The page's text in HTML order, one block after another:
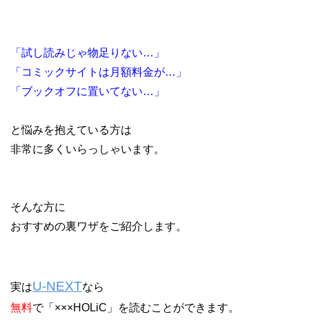
「試し読みじゃ物足りない…」
「コミックサイトは月額料金が…」
「ブックオフに置いてない…」
と悩みを抱えている方は
非常に多くいらっしゃいます。
そんな方に
おすすめの裏ワザをご紹介します。
実はU-NEXTなら
無料で「×××HOLiC」を読むことができます。